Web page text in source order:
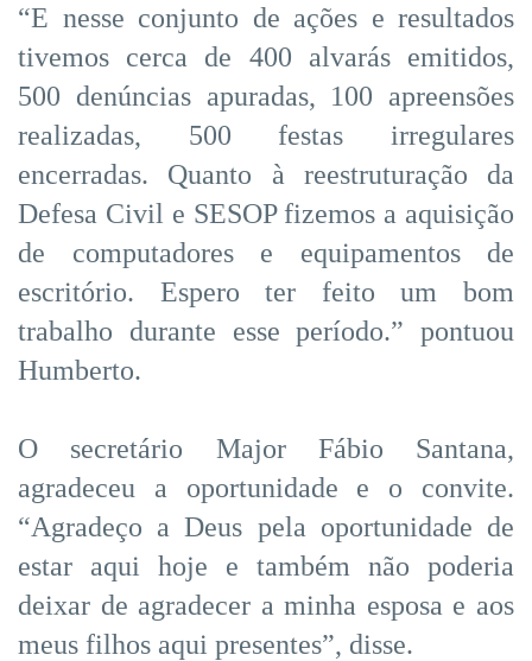
“E nesse conjunto de ações e resultados
tivemos cerca de 400 alvarás emitidos,
500 denúncias apuradas, 100 apreensões
realizadas, 500 festas irregulares
encerradas. Quanto à reestruturação da
Defesa Civil e SESOP fizemos a aquisição
de computadores e equipamentos de
escritório. Espero ter feito um bom
trabalho durante esse período.” pontuou
Humberto.
O secretário Major Fábio Santana,
agradeceu a oportunidade e o convite.
“Agradeço a Deus pela oportunidade de
estar aqui hoje e também não poderia
deixar de agradecer a minha esposa e aos
meus filhos aqui presentes”, disse.